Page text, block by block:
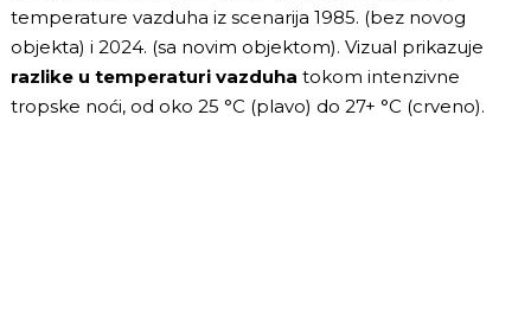
temperature vazduha iz scenarija 1985. (bez novog
objekta) i 2024. (sa novim objektom). Vizual prikazuje
razlike u temperaturi vazduha tokom intenzivne
tropske noći, od oko 25 °C (plavo) do 27+ °C (crveno).